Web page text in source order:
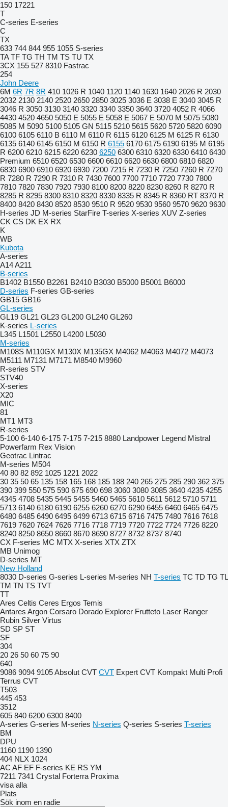
150 17221
T
C-series E-series
C
TX
633 744 844 955 1055 S-series
TA TF TG TH TM TS TU TX
3CX 155 527 8310 Fastrac
254
John Deere
6M 6R 7R 8R 410 1026 R 1040 1120 1140 1630 1640 2026 R 2030
2032 2130 2140 2520 2650 2850 3025 3036 E 3038 E 3040 3045 R
3046 R 3050 3130 3140 3320 3340 3350 3640 3720 4052 R 4066
4430 4520 4650 5050 E 5055 E 5058 E 5067 E 5070 M 5075 5080
5085 M 5090 5100 5105 GN 5115 5210 5615 5620 5720 5820 6090
6100 6105 6110 B 6110 M 6110 R 6115 6120 6125 M 6125 R 6130
6135 6140 6145 6150 M 6150 R 6155 6170 6175 6190 6195 M 6195
R 6200 6210 6215 6220 6230 6250 6300 6310 6320 6330 6410 6430
Premium 6510 6520 6530 6600 6610 6620 6630 6800 6810 6820
6830 6900 6910 6920 6930 7200 7215 R 7230 R 7250 7260 R 7270
R 7280 R 7290 R 7310 R 7430 7600 7700 7710 7720 7730 7800
7810 7820 7830 7920 7930 8100 8200 8220 8230 8260 R 8270 R
8285 R 8295 8300 8310 8320 8330 8335 R 8345 R 8360 RT 8370 R
8400 8420 8430 8520 8530 9510 R 9520 9530 9560 9570 9620 9630
H-series JD M-series StarFire T-series X-series XUV Z-series
CK CS DK EX RX
K
WB
Kubota
A-series
A14A211
B-series
B1402 B1550 B2261 B2410 B3030 B5000 B5001 B6000
D-series F-series GB-series
GB15 GB16
GL-series
GL19 GL21 GL23 GL200 GL240 GL260
K-series L-series
L345 L1501 L2550 L4200 L5030
M-series
M108S M110GX M130X M135GX M4062 M4063 M4072 M4073
M5111 M7131 M7171 M8540 M9960
R-series STV
STV40
X-series
X20
MIC
81
MT1 MT3
R-series
5-100 6-140 6-175 7-175 7-215 8880 Landpower Legend Mistral
Powerfarm Rex Vision
Geotrac Lintrac
M-series M504
40 80 82 892 1025 1221 2022
30 35 50 65 135 158 165 168 185 188 240 265 275 285 290 362 375
390 399 550 575 590 675 690 698 3060 3080 3085 3640 4235 4255
4345 4708 5435 5445 5455 5460 5465 5610 5611 5612 5710 5711
5713 6140 6180 6190 6255 6260 6270 6290 6455 6460 6465 6475
6480 6485 6490 6495 6499 6713 6715 6716 7475 7480 7616 7618
7619 7620 7624 7626 7716 7718 7719 7720 7722 7724 7726 8220
8240 8250 8650 8660 8670 8690 8727 8732 8737 8740
CX F-series MC MTX X-series XTX ZTX
MB Unimog
D-series MT
New Holland
8030 D-series G-series L-series M-series NH T-series TC TD TG TL
TM TN TS TVT
TT
Ares Celtis Ceres Ergos Temis
Antares Argon Corsaro Dorado Explorer Frutteto Laser Ranger
Rubin Silver Virtus
SD SP ST
SF
304
20 26 50 60 75 90
640
9086 9094 9105Absolut CVT CVT Expert CVT Kompakt Multi Profi
Terrus CVT
T503
445 453
3512
605 840 6200 6300 8400
A-series G-series M-series N-series Q-series S-series T-series
BM
DPU
1160 1190 1390
404 NLX 1024
AC AF EF F-series KE RS YM
7211 7341 Crystal Forterra Proxima
visa alla
Plats
Sök inom en radie